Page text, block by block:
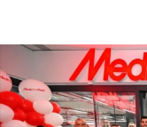
YAŞAM
RESMİ İLAN
Haber Arşivi